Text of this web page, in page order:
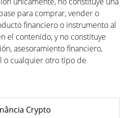
para comprar, vender o
financiero o instrumento al
el contenido, y no constituye
asesoramiento financiero,
o cualquier otro tipo de
Crypto